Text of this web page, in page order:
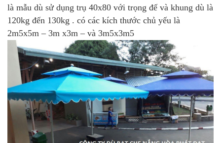
là mẫu dù sử dụng trụ 40x80 với trọng đế và khung dù là
120kg đến 130kg . có các kích thước chủ yếu là
2m5x5m – 3m x3m – và 3m5x3m5